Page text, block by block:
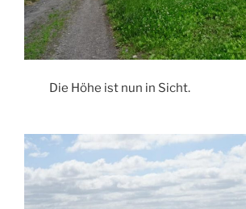
Die Höhe ist nun in Sicht.